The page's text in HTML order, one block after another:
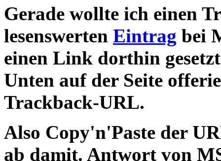
Gerade wollte ich einen
lesenswerten Eintrag bei
einen Link dorthin
Unten auf der Seite
Trackback-URL.
Also Copy'n'Paste der
ab damit. Antwort von